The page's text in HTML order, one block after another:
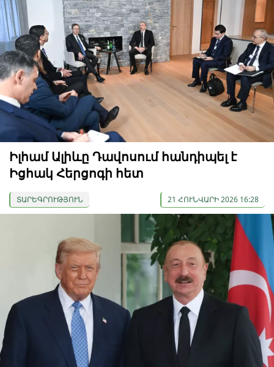
Իլհամ Ալիևը Դավոսում հանդիպել է
Իցհակ Հերցոգի հետ
ՏԱՐԵԳՐՈՒԹՅՈՒՆ 21 ՀՈՒՆՎԱՐԻ 2026 16:28